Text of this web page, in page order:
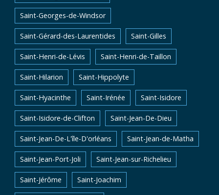
Saint-Georges-de-Windsor
Saint-Gérard-des-Laurentides Saint-Gilles
Saint-Henri-de-Lévis Saint-Henri-de-Taillon
Saint-Hilarion Saint-Hippolyte
Saint-Hyacinthe Saint-Irénée Saint-Isidore
Saint-Isidore-de-Clifton Saint-Jean-De-Dieu
Saint-Jean-De-L'île-D'orléans Saint-Jean-de-Matha
Saint-Jean-Port-Joli Saint-Jean-sur-Richelieu
Saint-Jérôme Saint-Joachim